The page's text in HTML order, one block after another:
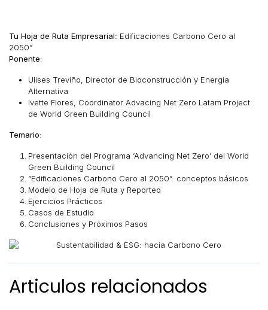
Tu Hoja de Ruta Empresarial: Edificaciones Carbono Cero al
2050”
Ponente:
Ulises Treviño, Director de Bioconstrucción y Energía
Alternativa
Ivette Flores, Coordinator Advacing Net Zero Latam Project
de World Green Building Council
Temario:
Presentación del Programa ‘Advancing Net Zero’ del World
Green Building Council
“Edificaciones Carbono Cero al 2050”: conceptos básicos
Modelo de Hoja de Ruta y Reporteo
Ejercicios Prácticos
Casos de Estudio
Conclusiones y Próximos Pasos
Articulos relacionados